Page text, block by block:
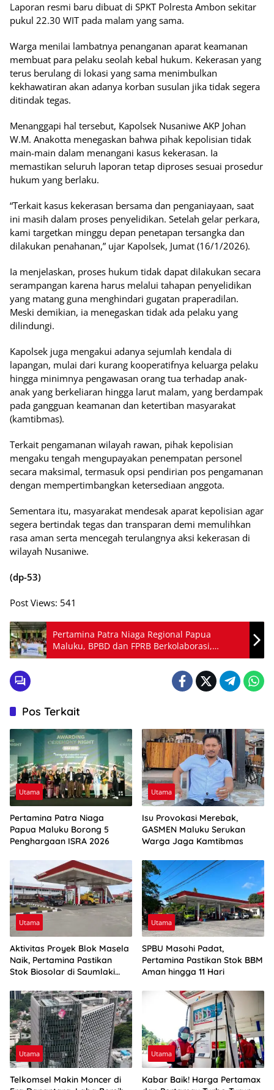
Laporan resmi baru dibuat di SPKT Polresta Ambon sekitar
pukul 22.30 WIT pada malam yang sama.
Warga menilai lambatnya penanganan aparat keamanan
membuat para pelaku seolah kebal hukum. Kekerasan yang
terus berulang di lokasi yang sama menimbulkan
kekhawatiran akan adanya korban susulan jika tidak segera
ditindak tegas.
Menanggapi hal tersebut, Kapolsek Nusaniwe AKP Johan
W.M. Anakotta menegaskan bahwa pihak kepolisian tidak
main-main dalam menangani kasus kekerasan. Ia
memastikan seluruh laporan tetap diproses sesuai prosedur
hukum yang berlaku.
“Terkait kasus kekerasan bersama dan penganiayaan, saat
ini masih dalam proses penyelidikan. Setelah gelar perkara,
kami targetkan minggu depan penetapan tersangka dan
dilakukan penahanan,” ujar Kapolsek, Jumat (16/1/2026).
Ia menjelaskan, proses hukum tidak dapat dilakukan secara
serampangan karena harus melalui tahapan penyelidikan
yang matang guna menghindari gugatan praperadilan.
Meski demikian, ia menegaskan tidak ada pelaku yang
dilindungi.
Kapolsek juga mengakui adanya sejumlah kendala di
lapangan, mulai dari kurang kooperatifnya keluarga pelaku
hingga minimnya pengawasan orang tua terhadap anak-
anak yang berkeliaran hingga larut malam, yang berdampak
pada gangguan keamanan dan ketertiban masyarakat
(kamtibmas).
Terkait pengamanan wilayah rawan, pihak kepolisian
mengaku tengah mengupayakan penempatan personel
secara maksimal, termasuk opsi pendirian pos pengamanan
dengan mempertimbangkan ketersediaan anggota.
Sementara itu, masyarakat mendesak aparat kepolisian agar
segera bertindak tegas dan transparan demi memulihkan
rasa aman serta mencegah terulangnya aksi kekerasan di
wilayah Nusaniwe.
(dp-53)
Post Views: 541
Pertamina Patra Niaga Regional Papua
Maluku, BPBD dan FPRB Berkolaborasi,
Perkuat Ketangguhan Sekolah Siaga Bencana
Pos Terkait
Utama
Pertamina Patra Niaga
Papua Maluku Borong 5
Penghargaan ISRA 2026
Utama
Isu Provokasi Merebak,
GASMEN Maluku Serukan
Warga Jaga Kamtibmas
Utama
Aktivitas Proyek Blok Masela
Naik, Pertamina Pastikan
Stok Biosolar di Saumlaki
Utama
SPBU Masohi Padat,
Pertamina Pastikan Stok BBM
Aman hingga 11 Hari
Utama
Telkomsel Makin Moncer di
Utama
Kabar Baik! Harga Pertamax